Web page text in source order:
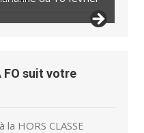
FO suit votre
HORS CLASSE